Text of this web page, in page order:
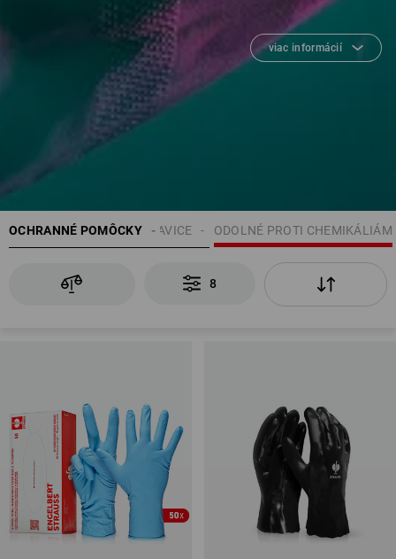
viac informácií
OCHRANNÉ POMÔCKY ODOLNÉ PROTI CHEMIKÁLIÁM
RUKAVICE
8